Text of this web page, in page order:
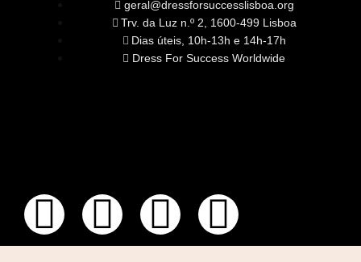
geral@dressforsuccesslisboa.org
Trv. da Luz n.º 2, 1600-499 Lisboa
Dias úteis, 10h-13h e 14h-17h
Dress For Success Worldwide